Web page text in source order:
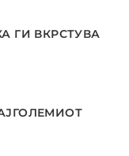
ГИ ВКРСТУВА